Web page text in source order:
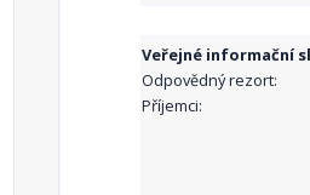
Veřejné informační
Odpovědný rezort:
Příjemci: